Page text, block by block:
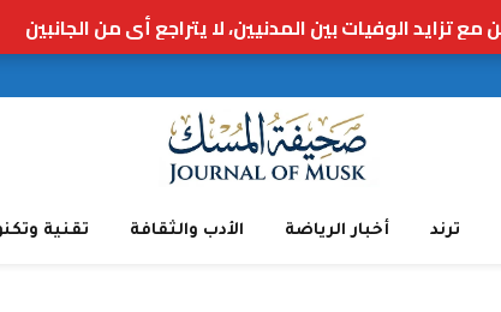
ترند أخبار الرياضة الأدب والثقافة تقنية